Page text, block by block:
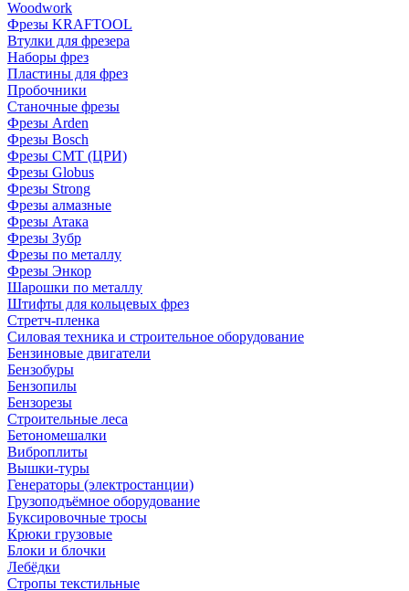
Woodwork
Фрезы KRAFTOOL
Втулки для фрезера
Наборы фрез
Пластины для фрез
Пробочники
Станочные фрезы
Фрезы Arden
Фрезы Bosch
Фрезы CMT (ЦРИ)
Фрезы Globus
Фрезы Strong
Фрезы алмазные
Фрезы Атака
Фрезы Зубр
Фрезы по металлу
Фрезы Энкор
Шарошки по металлу
Штифты для кольцевых фрез
Стретч-пленка
Силовая техника и строительное оборудование
Бензиновые двигатели
Бензобуры
Бензопилы
Бензорезы
Строительные леса
Бетономешалки
Виброплиты
Вышки-туры
Генераторы (электростанции)
Грузоподъёмное оборудование
Буксировочные тросы
Крюки грузовые
Блоки и блочки
Лебёдки
Стропы текстильные